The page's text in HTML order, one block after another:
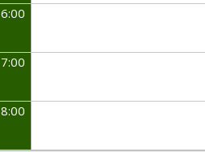
6:00
7:00
8:00